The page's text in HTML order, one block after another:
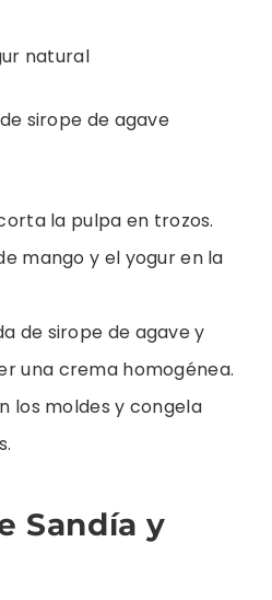
natural
sirope de agave
la pulpa en trozos.
mango y el yogur en la
de sirope de agave y
una crema homogénea.
los moldes y congela
Sandía y